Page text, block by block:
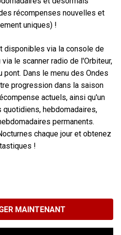
récompenses nouvelles et
uniques) !
disponibles via la console de
le scanner radio de l'Orbiteur,
pont. Dans le menu des Ondes
progression dans la saison
actuels, ainsi qu'un
hebdomadaires,
permanents.
chaque jour et obtenez
!
MAINTENANT